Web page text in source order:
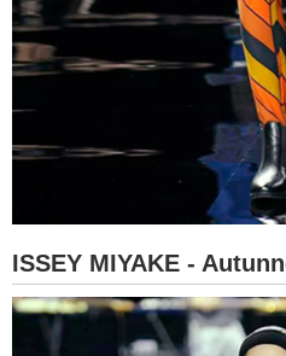
ISSEY MIYAKE -